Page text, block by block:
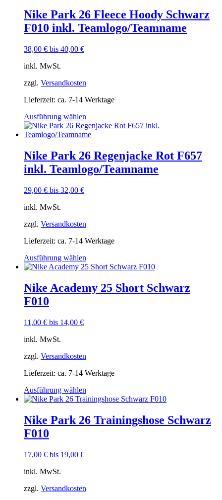
Nike Park 26 Fleece Hoody Schwarz
F010 inkl. Teamlogo/Teamname
38,00 € bis 40,00 €
inkl. MwSt.
zzgl. Versandkosten
Lieferzeit: ca. 7-14 Werktage
Ausführung wählen
Produkt
weist
Varianten
auf.
Die
Nike Park 26 Regenjacke Rot F657
inkl. Teamlogo/Teamname
29,00 € bis 32,00 €
inkl. MwSt.
zzgl. Versandkosten
Lieferzeit: ca. 7-14 Werktage
Ausführung wählen
Produkt
mehrere
Varianten
werden
Nike Academy 25 Short Schwarz
F010
11,00 € bis 14,00 €
inkl. MwSt.
zzgl. Versandkosten
Lieferzeit: ca. 7-14 Werktage
Ausführung wählen
Produkt
mehrere
Varianten
Nike Park 26 Trainingshose Schwarz
F010
17,00 € bis 19,00 €
inkl. MwSt.
zzgl. Versandkosten